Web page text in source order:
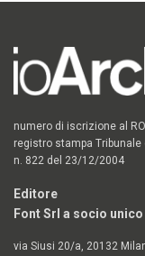
numero di iscrizione al
registro stampa Tribunale
n. 822 del 23/12/2004
Editore
Font Srl a socio unico
via Siusi 20/a, 20132